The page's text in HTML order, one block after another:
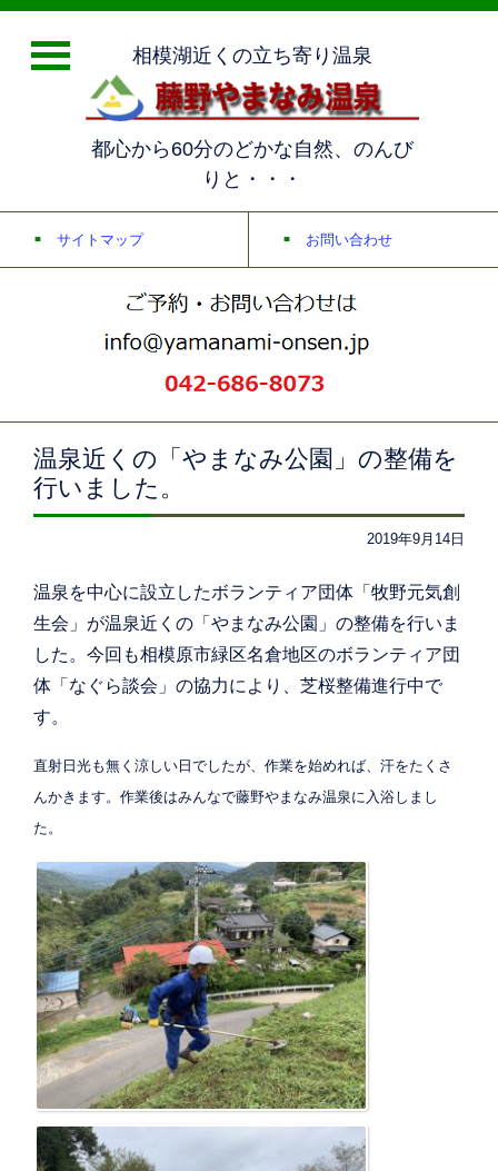
相模湖近くの立ち寄り温泉
都心から60分のどかな自然、のんび
りと・・・
サイトマップ お問い合わせ
温泉近くの「やまなみ公園」の整備を
行いました。
2019年9月14日
温泉を中心に設立したボランティア団体「牧野元気創
生会」が温泉近くの「やまなみ公園」の整備を行いま
した。今回も相模原市緑区名倉地区のボランティア団
体「なぐら談会」の協力により、芝桜整備進行中で
す。
直射日光も無く涼しい日でしたが、作業を始めれば、汗をたくさ
んかきます。 作業後はみんなで藤野やまなみ温泉に入浴しまし
た。